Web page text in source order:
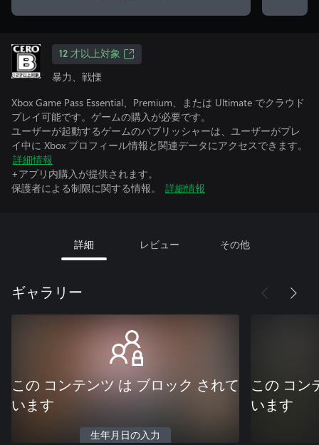
12 才以上対象
暴力、戦慄
Xbox Game Pass Essential、Premium、または Ultimate でクラウド
プレイ可能です。ゲームの購入が必要です。
ユーザーが起動するゲームのパブリッシャーは、ユーザーがプレ
イ中に Xbox プロフィール情報と関連データにアクセスできます。
詳細情報
+アプリ内購入が提供されます。
保護者による制限に関する情報。
詳細情報
詳細 レビュー その他
ギャラリー
この コンテンツ は ブロック されて
います
生年月日の入力
この コン
います